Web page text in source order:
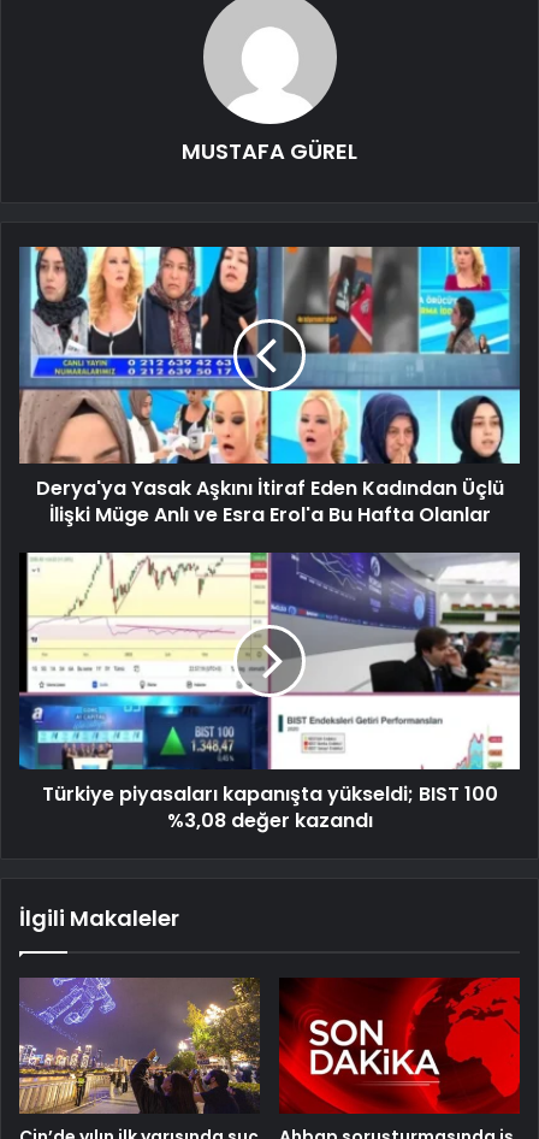
MUSTAFA GÜREL
Derya'ya Yasak Aşkını İtiraf Eden Kadından Üçlü
İlişki Müge Anlı ve Esra Erol'a Bu Hafta Olanlar
Türkiye piyasaları kapanışta yükseldi; BIST 100
%3,08 değer kazandı
İlgili Makaleler